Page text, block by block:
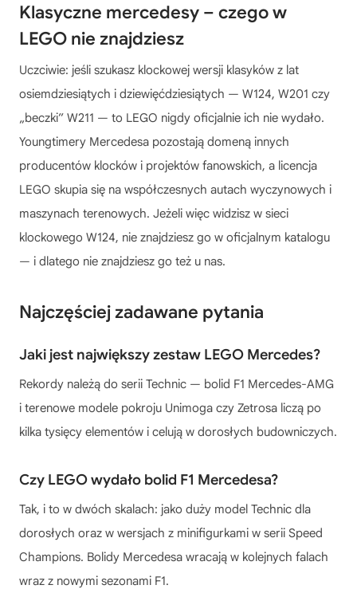
Klasyczne mercedesy – czego w
LEGO nie znajdziesz
Uczciwie: jeśli szukasz klockowej wersji klasyków z lat
osiemdziesiątych i dziewięćdziesiątych — W124, W201 czy
„beczki” W211 — to LEGO nigdy oficjalnie ich nie wydało.
Youngtimery Mercedesa pozostają domeną innych
producentów klocków i projektów fanowskich, a licencja
LEGO skupia się na współczesnych autach wyczynowych i
maszynach terenowych. Jeżeli więc widzisz w sieci
klockowego W124, nie znajdziesz go w oficjalnym katalogu
— i dlatego nie znajdziesz go też u nas.
Najczęściej zadawane pytania
Jaki jest największy zestaw LEGO Mercedes?
Rekordy należą do serii Technic — bolid F1 Mercedes-AMG
i terenowe modele pokroju Unimoga czy Zetrosa liczą po
kilka tysięcy elementów i celują w dorosłych budowniczych.
Czy LEGO wydało bolid F1 Mercedesa?
Tak, i to w dwóch skalach: jako duży model Technic dla
dorosłych oraz w wersjach z minifigurkami w serii Speed
Champions. Bolidy Mercedesa wracają w kolejnych falach
wraz z nowymi sezonami F1.